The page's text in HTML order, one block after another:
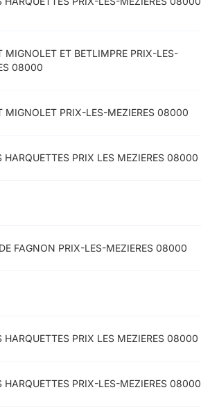
MIGNOLET ET BETLIMPRE PRIX-LES-
08000
MIGNOLET PRIX-LES-MEZIERES 08000
HARQUETTES PRIX LES MEZIERES 08000
FAGNON PRIX-LES-MEZIERES 08000
HARQUETTES PRIX LES MEZIERES 08000
HARQUETTES PRIX-LES-MEZIERES 08000